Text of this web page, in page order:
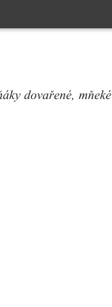
dovařené, mňeké